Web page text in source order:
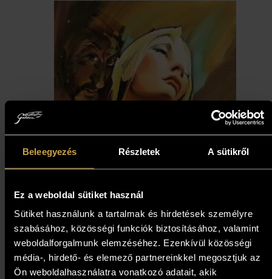
Beleegyezés Részletek A sütikről
Ez a weboldal sütiket használ
Sütiket használunk a tartalmak és hirdetések személyre
szabásához, közösségi funkciók biztosításához, valamint
weboldalforgalmunk elemzéséhez. Ezenkívül közösségi
média-, hirdető- és elemező partnereinkkel megosztjuk az
Ön weboldalhasználatra vonatkozó adatait, akik